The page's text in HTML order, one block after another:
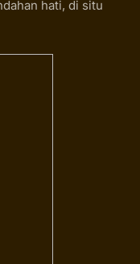
hati, di situ